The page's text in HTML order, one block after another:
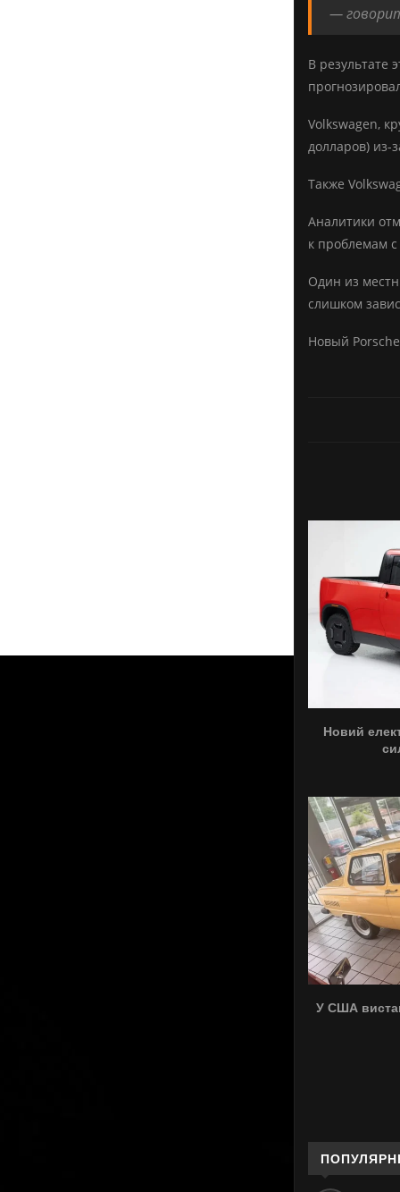
—
В результате
Volkswagen,
долларов) из-
Также
Аналитики
к проблемам
Один из
слишком
Новый
Новий
У США